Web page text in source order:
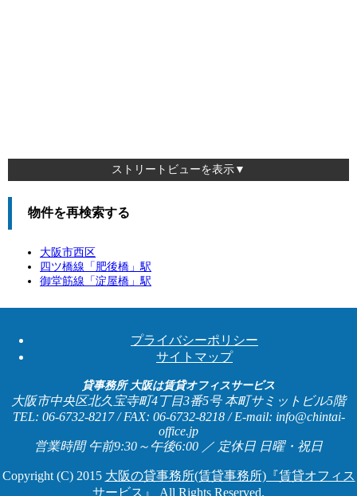
ストリートビューを表示▼
物件を再検索する
大阪市西区
四ツ橋線「 肥後橋 」駅
御堂筋線「 淀屋橋 」駅
プライバシーポリシー
サイトマップ
貸事務所 大阪は賃貸オフィスサービス
大阪市中央区北久宝寺町4丁目3番5号 本町サミットビル5階
TEL: 06-6732-8217 / FAX: 06-6732-8218 / E-mail: info@chintai-
office.jp
営業時間 午前9:30～午後6:00 ／ 定休日 日曜・祝日
Copyright (C) 2015 大阪の貸事務所(賃貸事務所)『賃貸オフィス
サービス』
All Rights Reserved.